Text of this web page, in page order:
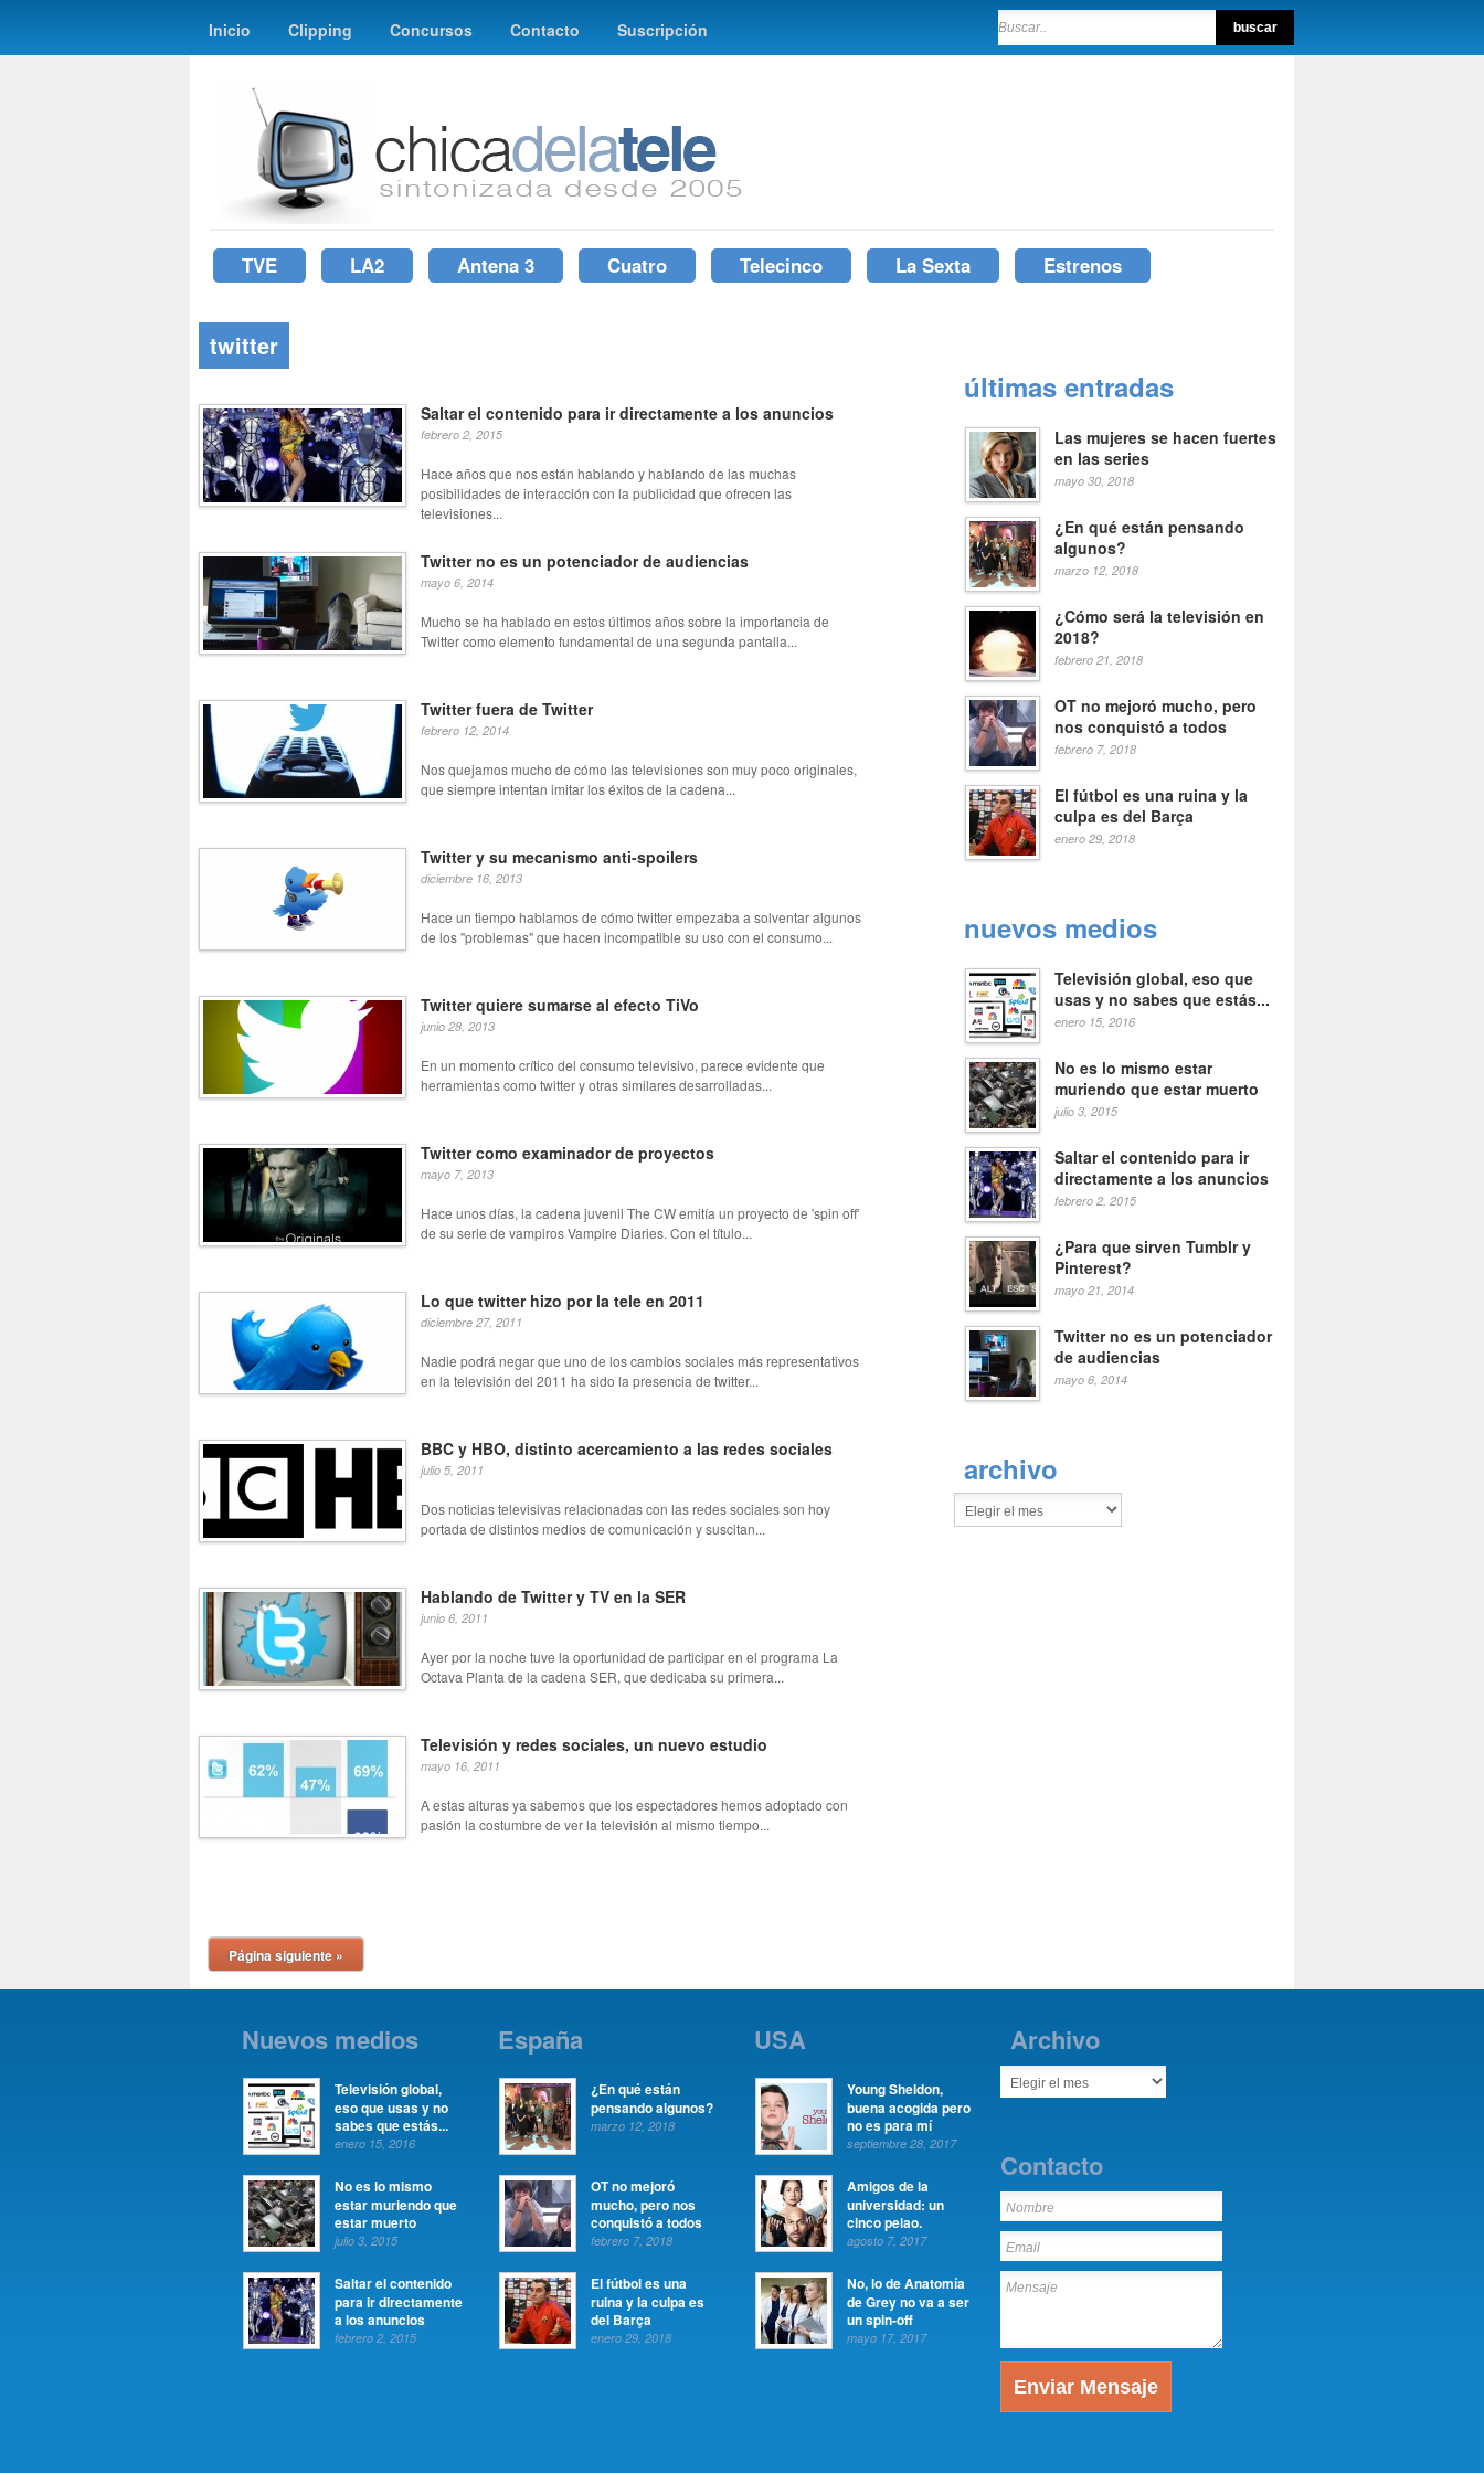
Inicio Clipping Concursos Contacto Suscripción
TVE LA2 Antena 3 Cuatro Telecinco La Sexta Estrenos
twitter
Saltar el contenido para ir directamente a los anuncios
febrero 2, 2015
Hace años que nos están hablando y hablando de las muchas
posibilidades de interacción con la publicidad que ofrecen las
televisiones...
Twitter no es un potenciador de audiencias
mayo 6, 2014
Mucho se ha hablado en estos últimos años sobre la importancia de
Twitter como elemento fundamental de una segunda pantalla...
Twitter fuera de Twitter
febrero 12, 2014
Nos quejamos mucho de cómo las televisiones son muy poco originales,
que siempre intentan imitar los éxitos de la cadena...
Twitter y su mecanismo anti-spoilers
diciembre 16, 2013
Hace un tiempo hablamos de cómo twitter empezaba a solventar algunos
de los "problemas" que hacen incompatible su uso con el consumo...
Twitter quiere sumarse al efecto TiVo
junio 28, 2013
En un momento crítico del consumo televisivo, parece evidente que
herramientas como twitter y otras similares desarrolladas...
Twitter como examinador de proyectos
mayo 7, 2013
Hace unos días, la cadena juvenil The CW emitía un proyecto de 'spin off'
de su serie de vampiros Vampire Diaries. Con el título...
Lo que twitter hizo por la tele en 2011
diciembre 27, 2011
Nadie podrá negar que uno de los cambios sociales más representativos
en la televisión del 2011 ha sido la presencia de twitter...
BBC y HBO, distinto acercamiento a las redes sociales
julio 5, 2011
Dos noticias televisivas relacionadas con las redes sociales son hoy
portada de distintos medios de comunicación y suscitan...
Hablando de Twitter y TV en la SER
junio 6, 2011
Ayer por la noche tuve la oportunidad de participar en el programa La
Octava Planta de la cadena SER, que dedicaba su primera...
Televisión y redes sociales, un nuevo estudio
mayo 16, 2011
A estas alturas ya sabemos que los espectadores hemos adoptado con
pasión la costumbre de ver la televisión al mismo tiempo...
Página siguiente »
últimas entradas
Las mujeres se hacen fuertes
en las series
mayo 30, 2018
¿En qué están pensando
algunos?
marzo 12, 2018
¿Cómo será la televisión en
2018?
febrero 21, 2018
OT no mejoró mucho, pero
nos conquistó a todos
febrero 7, 2018
El fútbol es una ruina y la
culpa es del Barça
enero 29, 2018
nuevos medios
Televisión global, eso que
usas y no sabes que estás...
enero 15, 2016
No es lo mismo estar
muriendo que estar muerto
julio 3, 2015
Saltar el contenido para ir
directamente a los anuncios
febrero 2, 2015
¿Para que sirven Tumblr y
Pinterest?
mayo 21, 2014
Twitter no es un potenciador
de audiencias
mayo 6, 2014
archivo
Nuevos medios
Televisión global,
eso que usas y no
sabes que estás...
enero 15, 2016
No es lo mismo
estar muriendo que
estar muerto
julio 3, 2015
Saltar el contenido
para ir directamente
a los anuncios
febrero 2, 2015
España
¿En qué están
pensando algunos?
marzo 12, 2018
OT no mejoró
mucho, pero nos
conquistó a todos
febrero 7, 2018
El fútbol es una
ruina y la culpa es
del Barça
enero 29, 2018
USA
Young Sheldon,
buena acogida pero
no es para mí
septiembre 28, 2017
Amigos de la
universidad: un
cinco pelao.
agosto 7, 2017
No, lo de Anatomía
de Grey no va a ser
un spin-off
mayo 17, 2017
Archivo
Contacto